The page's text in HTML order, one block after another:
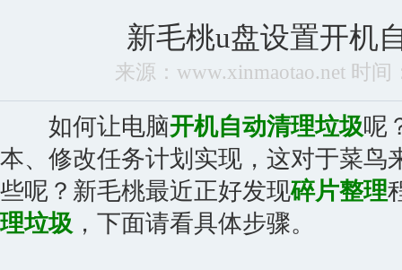
新毛桃u盘设置开机
来源：www.xinmaotao.net 时间
如何让电脑开机自动清理垃圾呢
本、修改任务计划实现，这对于菜鸟
些呢？新毛桃最近正好发现碎片整理
理垃圾 ，下面请看具体步骤。